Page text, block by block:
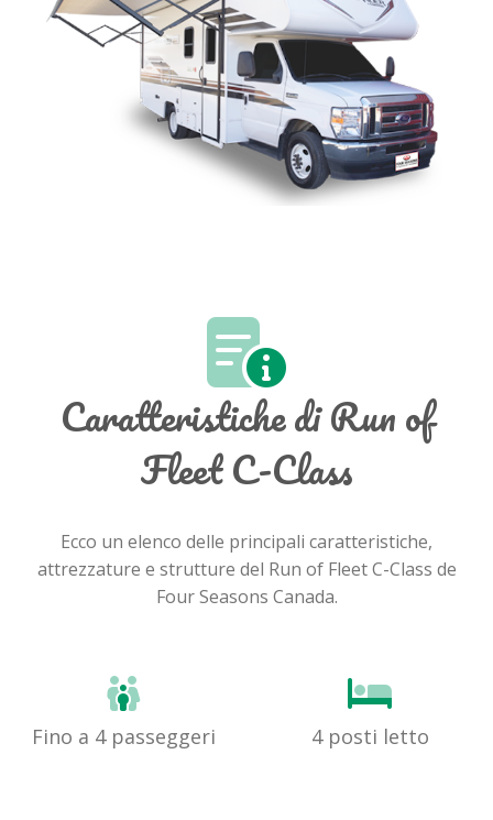
Caratteristiche di Run of
Fleet C-Class
Ecco un elenco delle principali caratteristiche,
attrezzature e strutture del Run of Fleet C-Class de
Four Seasons Canada.
Fino a 4 passeggeri 4 posti letto